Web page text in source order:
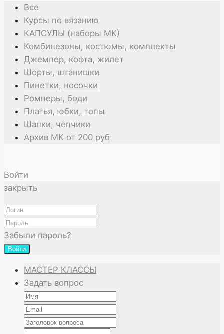
Все
Курсы по вязанию
КАПСУЛЫ (наборы МК)
Комбинезоны, костюмы, комплекты
Джемпер, кофта, жилет
Шорты, штанишки
Пинетки, носочки
Ромперы, боди
Платья, юбки, топы
Шапки, чепчики
Архив МК от 200 руб
Войти
закрыть
Забыли пароль?
Войти
МАСТЕР КЛАССЫ
Задать вопрос